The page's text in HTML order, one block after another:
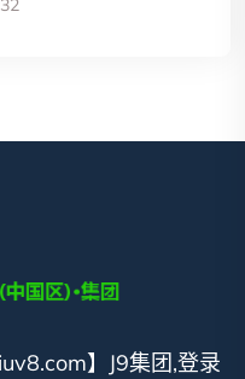
】J9集团,登录